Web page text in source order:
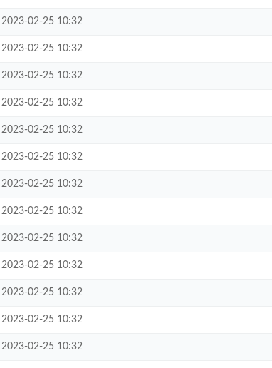
2023-02-25 10:32
2023-02-25 10:32
2023-02-25 10:32
2023-02-25 10:32
2023-02-25 10:32
2023-02-25 10:32
2023-02-25 10:32
2023-02-25 10:32
2023-02-25 10:32
2023-02-25 10:32
2023-02-25 10:32
2023-02-25 10:32
2023-02-25 10:32